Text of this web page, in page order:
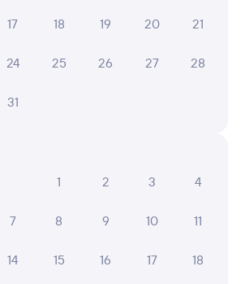
17 18 19 20 21
24 25 26 27 28
31
1
2 3 4
7 8 9 10 11
14 15 16 17 18